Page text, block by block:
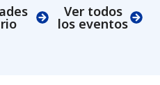
Ver todos
los eventos